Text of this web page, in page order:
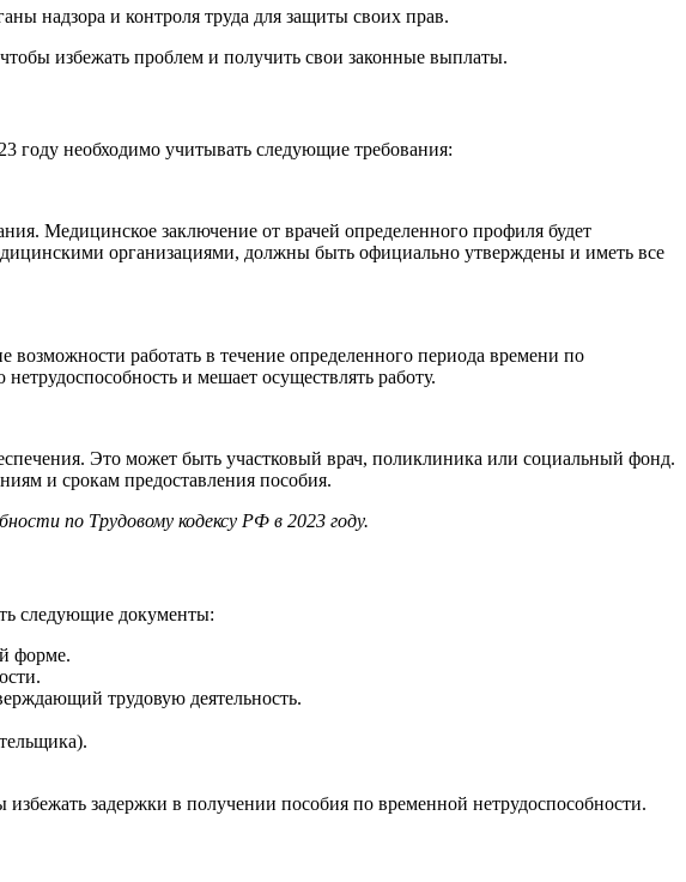
надзора и контроля труда для защиты своих прав.
избежать проблем и получить свои законные выплаты.
году необходимо учитывать следующие требования:
Медицинское заключение от врачей определенного профиля будет
организациями, должны быть официально утверждены и иметь все
работать в течение определенного периода времени по
и мешает осуществлять работу.
Это может быть участковый врач, поликлиника или социальный фонд.
и срокам предоставления пособия.
по Трудовому кодексу РФ в 2023 году.
следующие документы:
форме.
трудовую деятельность.
задержки в получении пособия по временной нетрудоспособности.